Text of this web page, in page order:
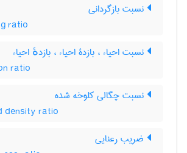
نسبت بازگردانی
ratio
نسبت احیاء ، بازدۀ احیاء ، بازدهٔ احیاء
ratio
نسبت چگالی کلوخه شده
density ratio
ضریب رعنایی